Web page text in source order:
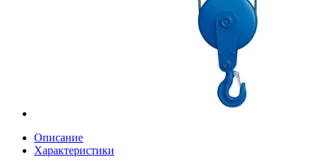
Описание
Характеристики